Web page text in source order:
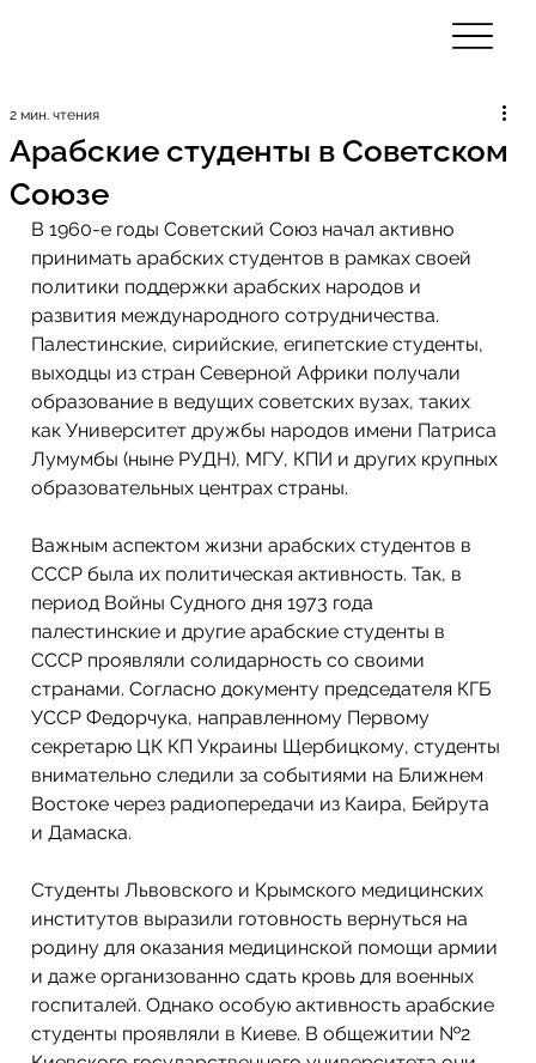
Арабские студенты в Советском
Союзе
2 мин. чтения
В 1960-е годы Советский Союз начал активно
принимать арабских студентов в рамках своей
политики поддержки арабских народов и
развития международного сотрудничества.
Палестинские, сирийские, египетские студенты,
выходцы из стран Северной Африки получали
образование в ведущих советских вузах, таких
как Университет дружбы народов имени Патриса
Лумумбы (ныне РУДН), МГУ, КПИ и других крупных
образовательных центрах страны.
Важным аспектом жизни арабских студентов в
СССР была их политическая активность. Так, в
период Войны Судного дня 1973 года
палестинские и другие арабские студенты в
СССР проявляли солидарность со своими
странами. Согласно документу председателя КГБ
УССР Федорчука, направленному Первому
секретарю ЦК КП Украины Щербицкому, студенты
внимательно следили за событиями на Ближнем
Востоке через радиопередачи из Каира, Бейрута
и Дамаска.
Студенты Львовского и Крымского медицинских
институтов выразили готовность вернуться на
родину для оказания медицинской помощи армии
и даже организованно сдать кровь для военных
госпиталей. Однако особую активность арабские
студенты проявляли в Киеве. В общежитии №2